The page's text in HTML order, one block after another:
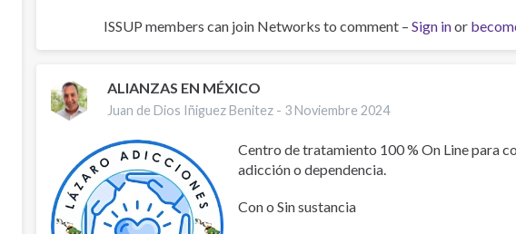
ISSUP members can join Networks to comment – Sign inor
ALIANZAS EN MÉXICO
Juan de Dios Iñiguez Benitez - 3 Noviembre 2024
Centro de tratamiento 100 % On Line para
adicción o dependencia.
Con o Sin sustancia